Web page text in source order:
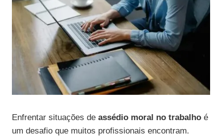
Enfrentar situações de assédio moral no trabalho é
um desafio que muitos profissionais encontram.